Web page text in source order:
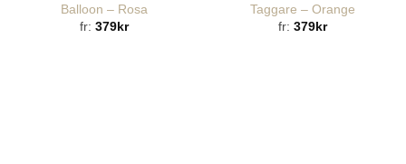
Balloon – Rosa
fr: 379kr
Taggare – Orange
fr: 379kr